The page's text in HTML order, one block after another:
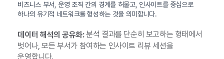
비즈니스 부서, 운영 조직 간의 경계를 허물고, 인사이트를 중심으로
하나의 유기적 네트워크를 형성하는 것을 의미합니다.
데이터 해석의 공유화:분석 결과를 단순히 보고하는 형태에서
벗어나, 모든 부서가 참여하는 인사이트 리뷰 세션을
운영합니다.